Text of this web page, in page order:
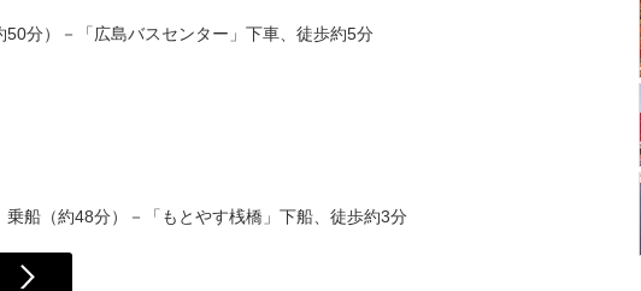
50分）－「広島バスセンター」下車、徒歩約5分
船（約48分）－「もとやす桟橋」下船、徒歩約3分